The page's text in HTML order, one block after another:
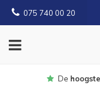
075 740 00 20